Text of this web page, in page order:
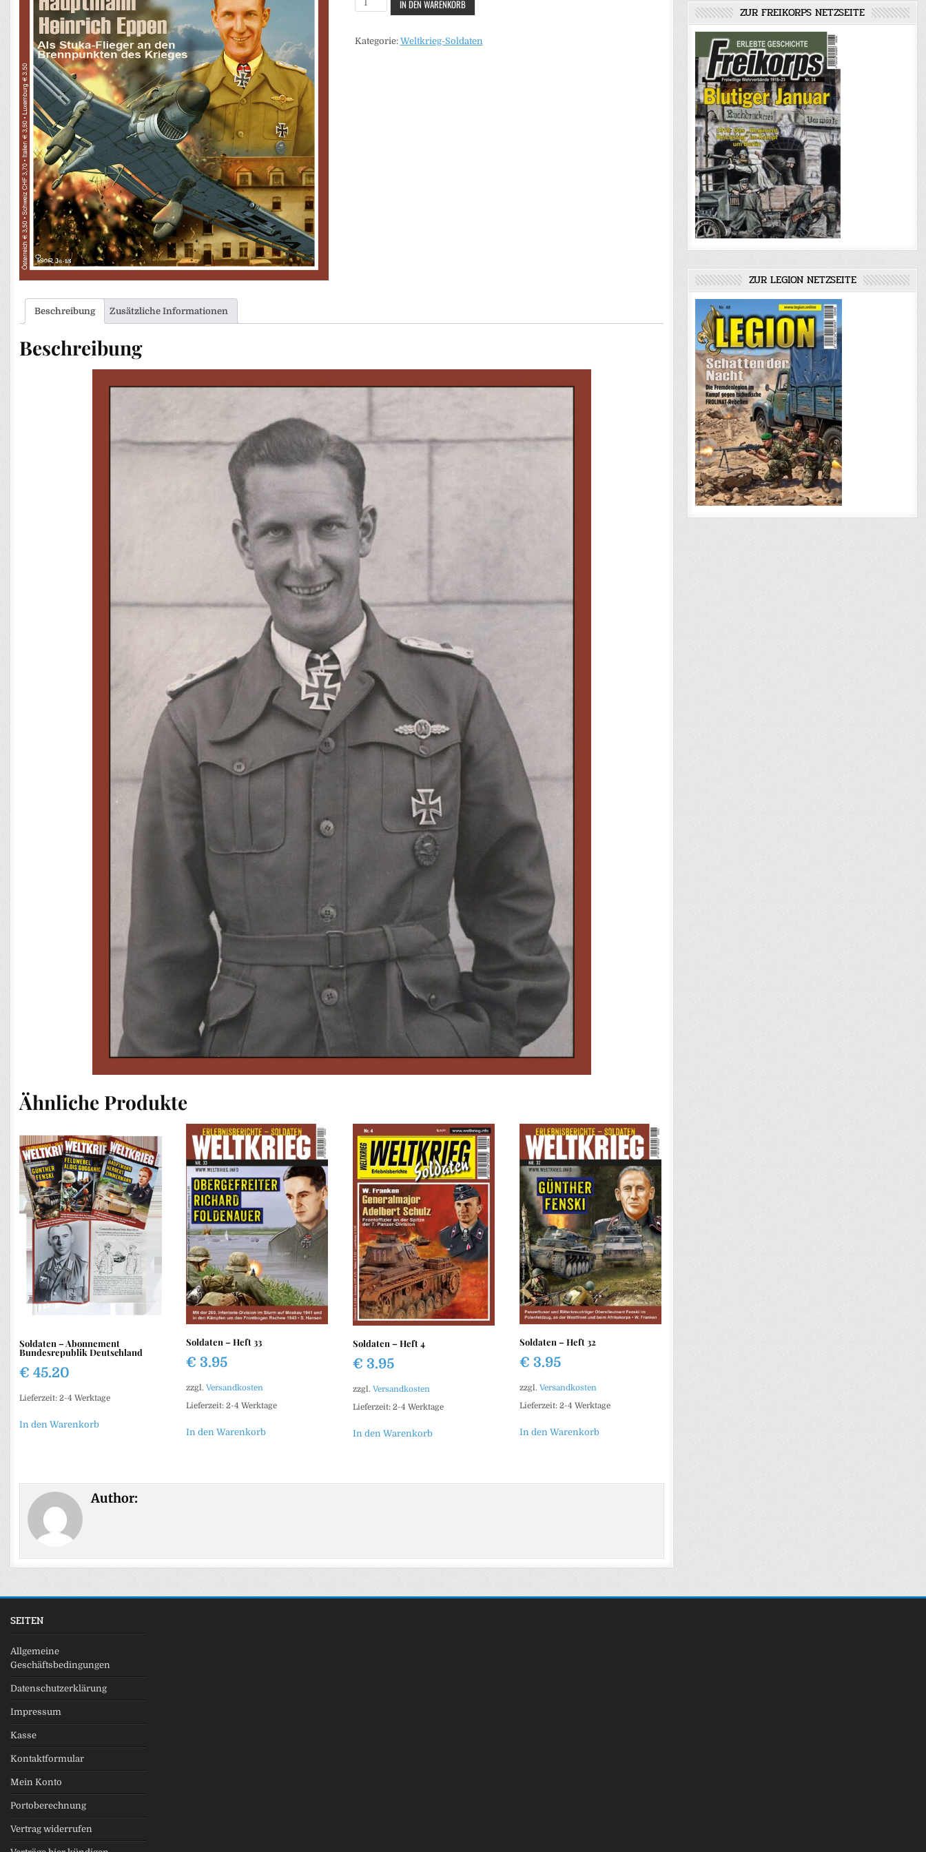
-
16
IN DEN WARENKORB
Kategorie: Weltkrieg-Soldaten
Beschreibung Zusätzliche Informationen
Beschreibung
Ähnliche Produkte
Soldaten – Abonnement
Bundesrepublik Deutschland
€ 45.20
Lieferzeit:2-4 Werktage
In den Warenkorb
Soldaten – Heft 33
€ 3.95
zzgl.Versandkosten
Lieferzeit:2-4 Werktage
In den Warenkorb
Soldaten – Heft 4
€ 3.95
zzgl. Versandkosten
Lieferzeit: 2-4 Werktage
In den Warenkorb
Soldaten – Heft 32
€ 3.95
zzgl. Versandkosten
Lieferzeit: 2-4 Werktage
In den Warenkorb
Author:
ZUR FREIKORPS NETZSEITE
ZUR LEGION NETZSEITE
SEITEN
Allgemeine
Geschäftsbedingungen
Datenschutzerklärung
Impressum
Kasse
Kontaktformular
Mein Konto
Portoberechnung
Vertrag widerrufen